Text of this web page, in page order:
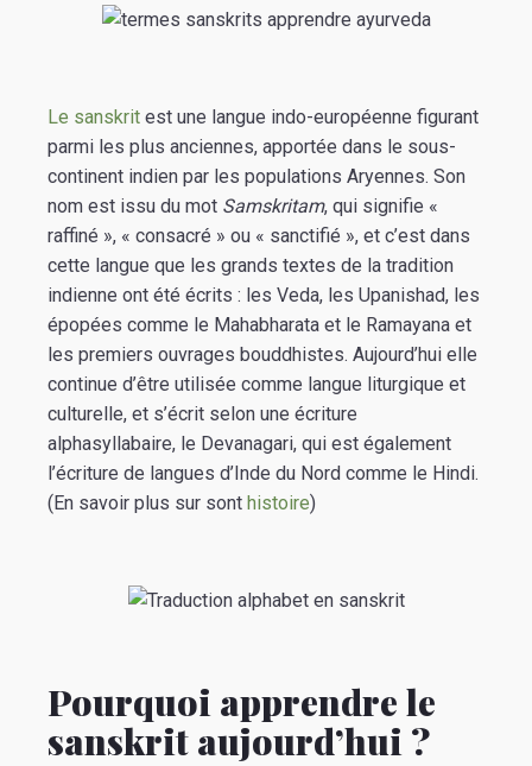
Le sanskrit est une langue indo-européenne figurant
parmi les plus anciennes, apportée dans le sous-
continent indien par les populations Aryennes. Son
nom est issu du mot Samskritam, qui signifie «
raffiné », « consacré » ou « sanctifié », et c’est dans
cette langue que les grands textes de la tradition
indienne ont été écrits : les Veda, les Upanishad, les
épopées comme le Mahabharata et le Ramayana et
les premiers ouvrages bouddhistes. Aujourd’hui elle
continue d’être utilisée comme langue liturgique et
culturelle, et s’écrit selon une écriture
alphasyllabaire, le Devanagari, qui est également
l’écriture de langues d’Inde du Nord comme le Hindi.
(En savoir plus sur sont histoire)
Pourquoi apprendre le
sanskrit aujourd’hui ?